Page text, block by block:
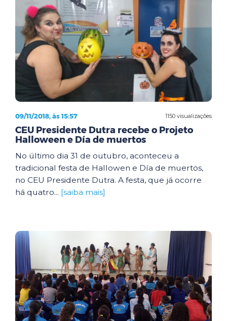
1150 visualizações
09/11/2018, às 15:57
CEU Presidente Dutra recebe o Projeto
Halloween e Día de muertos
No último dia 31 de outubro, aconteceu a
tradicional festa de Hallowen e Día de muertos,
no CEU Presidente Dutra. A festa, que já ocorre
há quatro... [saiba mais]